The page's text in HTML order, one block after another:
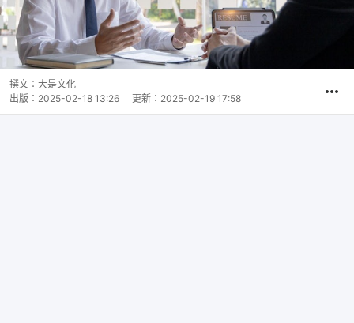
撰文： 大是文化
出版： 2025-02-18 13:26 更新： 2025-02-19 17:58